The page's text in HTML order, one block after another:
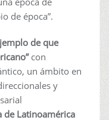
de época”.
de que
con
un ámbito en
y
de Latinoamérica